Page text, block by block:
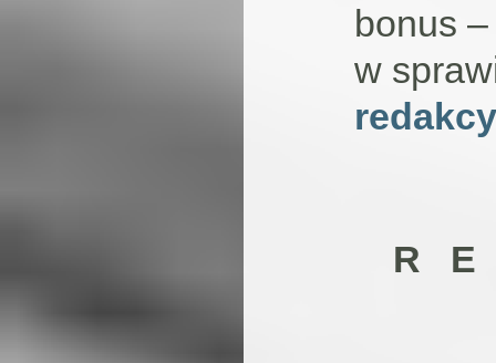
bonus
w
R